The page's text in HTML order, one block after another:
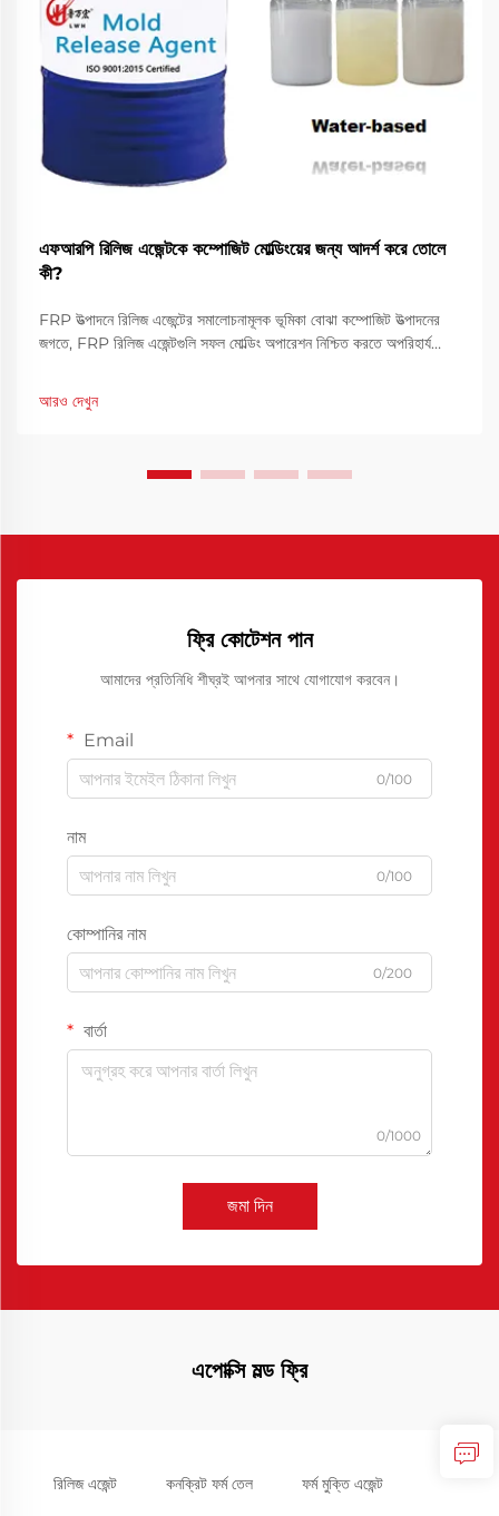
এফআরপি রিলিজ এজেন্টকে কম্পোজিট মোল্ডিংয়ের জন্য আদর্শ করে তোলে
কী?
FRP উত্পাদনে রিলিজ এজেন্টের সমালোচনামূলক ভূমিকা বোঝা কম্পোজিট উত্পাদনের
জগতে, FRP রিলিজ এজেন্টগুলি সফল মোল্ডিং অপারেশন নিশ্চিত করতে অপরিহার্য
আরও দেখুন
ফ্রি কোটেশন পান
আমাদের প্রতিনিধি শীঘ্রই আপনার সাথে যোগাযোগ করবেন।
Email
0/100
নাম
0/100
কোম্পানির নাম
0/200
বার্তা
0/1000
জমা দিন
এপোক্সি মল্ড ফ্রি
রিলিজ এজেন্ট কনক্রিট ফর্ম তেল ফর্ম মুক্তি এজেন্ট